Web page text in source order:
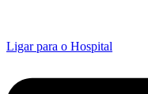
Ligar para o Hospital